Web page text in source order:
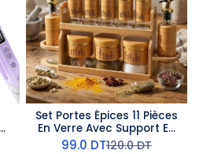
Set Portes Épices 11 Pièces
En Verre Avec Support En
Bois
99.0 DT120.0DT